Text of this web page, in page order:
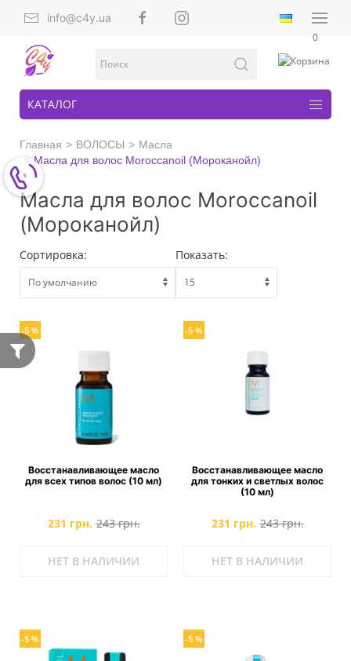
info@c4y.ua
0
КАТАЛОГ
Главная ВОЛОСЫ
Масла
Масла для волос Moroccanoil (Мороканойл)
Масла для волос Moroccanoil
(Мороканойл)
Сортировка: Показать:
-5 %
Восстанавливающее масло
для всех типов волос (10 мл)
231 грн. 243 грн.
НЕТ В НАЛИЧИИ
-5 %
Восстанавливающее масло
для тонких и светлых волос
(10 мл)
231 грн. 243 грн.
НЕТ В НАЛИЧИИ
-5 % -5 %